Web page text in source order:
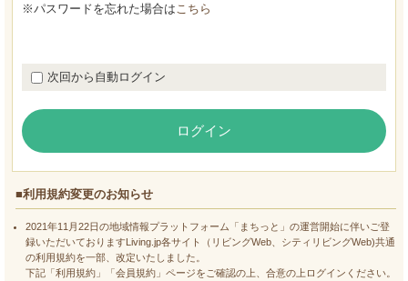
※パスワードを忘れた場合はこちら
次回から自動ログイン
ログイン
■利用規約変更のお知らせ
2021年11月22日の地域情報プラットフォーム「まちっと」の運営開始に伴いご登
録いただいておりますLiving.jp各サイト（リビングWeb、シティリビングWeb)共通
の利用規約を一部、改定いたしました。
下記「利用規約」「会員規約」ページをご確認の上、合意の上ログインください。